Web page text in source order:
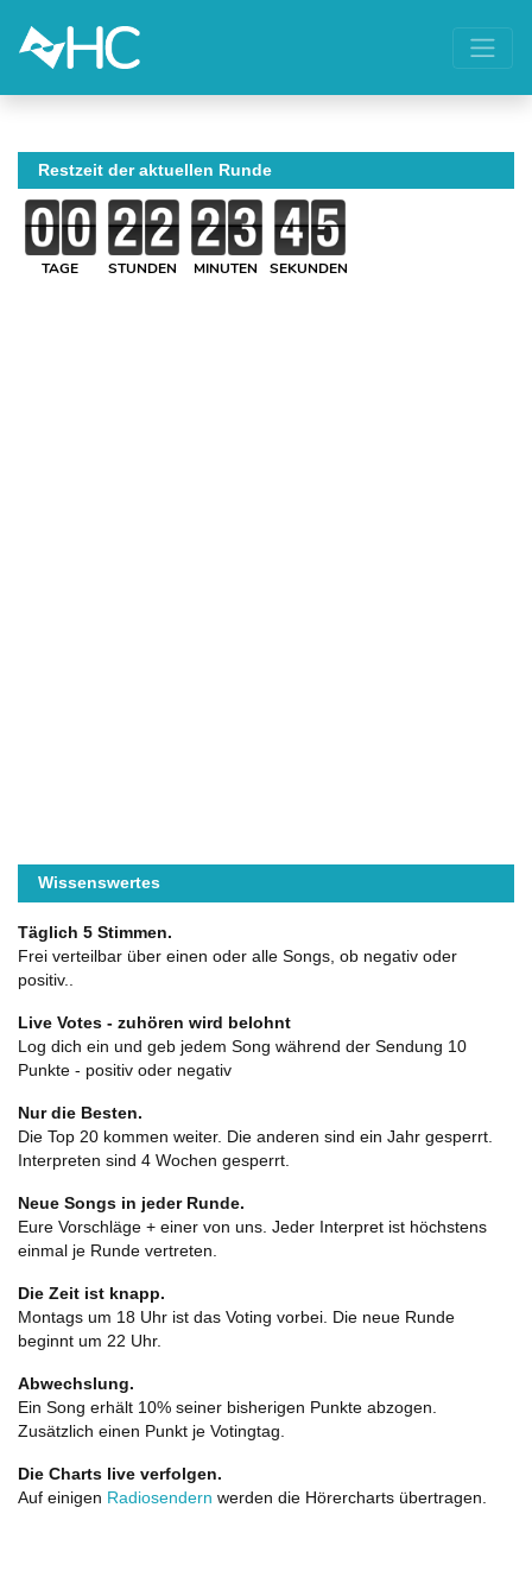
Restzeit der aktuellen Runde
TAGE STUNDEN MINUTEN SEKUNDEN
Wissenswertes
Täglich 5 Stimmen.
Frei verteilbar über einen oder alle Songs, ob negativ oder
positiv..
Live Votes - zuhören wird belohnt
Log dich ein und geb jedem Song während der Sendung 10
Punkte - positiv oder negativ
Nur die Besten.
Die Top 20 kommen weiter. Die anderen sind ein Jahr gesperrt.
Interpreten sind 4 Wochen gesperrt.
Neue Songs in jeder Runde.
Eure Vorschläge + einer von uns. Jeder Interpret ist höchstens
einmal je Runde vertreten.
Die Zeit ist knapp.
Montags um 18 Uhr ist das Voting vorbei. Die neue Runde
beginnt um 22 Uhr.
Abwechslung.
Ein Song erhält 10% seiner bisherigen Punkte abzogen.
Zusätzlich einen Punkt je Votingtag.
Die Charts live verfolgen.
Auf einigen Radiosendern werden die Hörercharts übertragen.